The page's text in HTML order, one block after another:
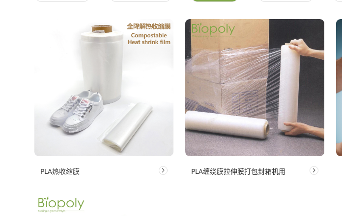
PLA热收缩膜 PLA缠绕膜拉伸膜打包封箱机用